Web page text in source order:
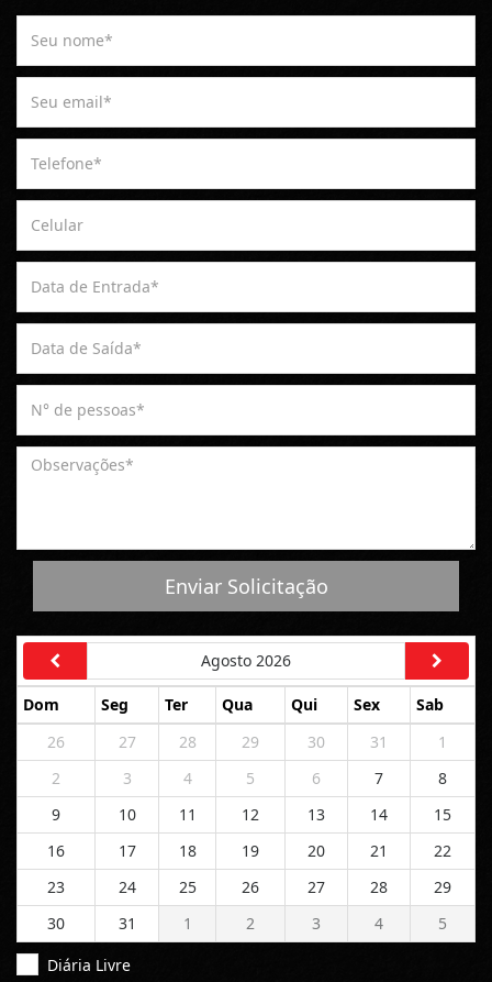
Enviar Solicitação
Agosto 2026
Dom Seg Ter Qua Qui Sex
Sab
26
27 28 29 30 31
1
2
3 4 5 6 7
8
9
10 11 12 13 14
15
16
17 18 19 20 21
22
23
24 25 26 27 28
29
30
31 1 2 3 4
5
Diária Livre